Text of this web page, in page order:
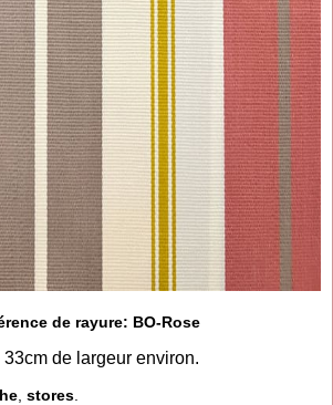
de rayure: BO-Rose
de largeur environ.
stores